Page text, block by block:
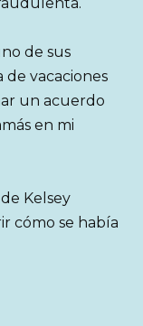
de sus
de vacaciones
un acuerdo
en mi
Kelsey
cómo se había